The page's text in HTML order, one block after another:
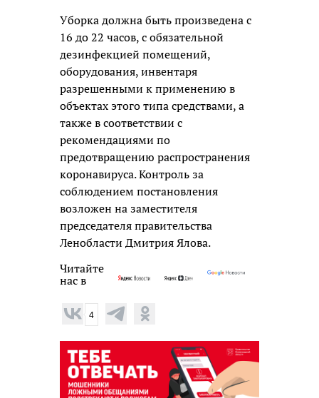
Уборка должна быть произведена с
16 до 22 часов, с обязательной
дезинфекцией помещений,
оборудования, инвентаря
разрешенными к применению в
объектах этого типа средствами, а
также в соответствии с
рекомендациями по
предотвращению распространения
коронавируса. Контроль за
соблюдением постановления
возложен на заместителя
председателя правительства
Ленобласти Дмитрия Ялова.
Читайте
нас в
4